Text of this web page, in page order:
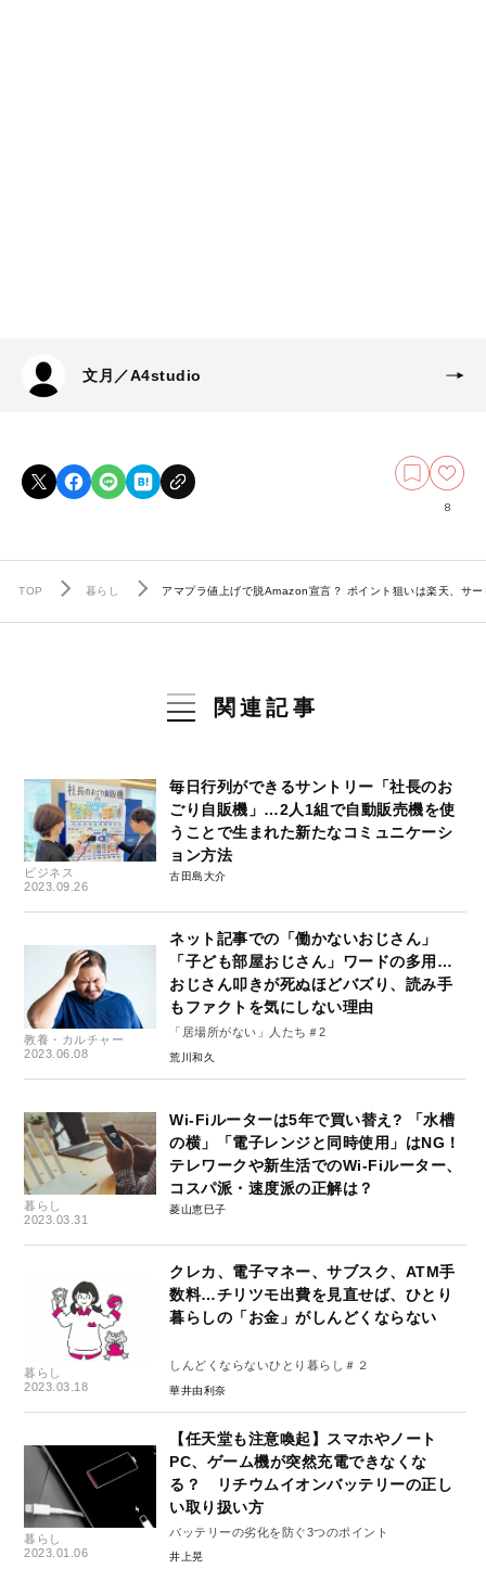
文月／A4studio
8
TOP 暮らし アマプラ値上げで脱Amazon宣言？ ポイント狙いは楽天、サ
関連記事
ビジネス
2023.09.26
毎日行列ができるサントリー「社長のお
ごり自販機」…2人1組で自動販売機を使
うことで生まれた新たなコミュニケーシ
ョン方法
古田島大介
教養・カルチャー
2023.06.08
ネット記事での「働かないおじさん」
「子ども部屋おじさん」ワードの多用…
おじさん叩きが死ぬほどバズり、読み手
もファクトを気にしない理由
「居場所がない」人たち＃2
荒川和久
暮らし
2023.03.31
Wi-Fiルーターは5年で買い替え? 「水槽
の横」「電子レンジと同時使用」はNG！
テレワークや新生活でのWi-Fiルーター、
コスパ派・速度派の正解は？
菱山恵巳子
暮らし
2023.03.18
クレカ、電子マネー、サブスク、ATM手
数料…チリツモ出費を見直せば、ひとり
暮らしの「お金」がしんどくならない
しんどくならないひとり暮らし＃２
華井由利奈
暮らし
2023.01.06
【任天堂も注意喚起】スマホやノート
PC、ゲーム機が突然充電できなくな
る？ リチウムイオンバッテリーの正し
い取り扱い方
バッテリーの劣化を防ぐ3つのポイント
井上晃